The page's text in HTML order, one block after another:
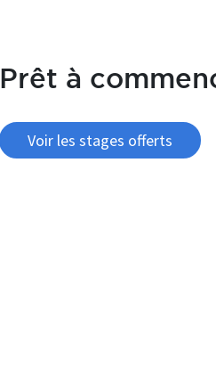
Prêt à
Voir les stages offerts